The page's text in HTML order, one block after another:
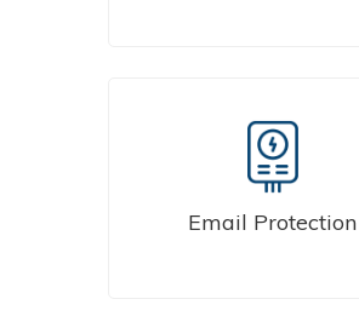
Email Protection
Proteggiamo i tuoi dati
attacchi esterni